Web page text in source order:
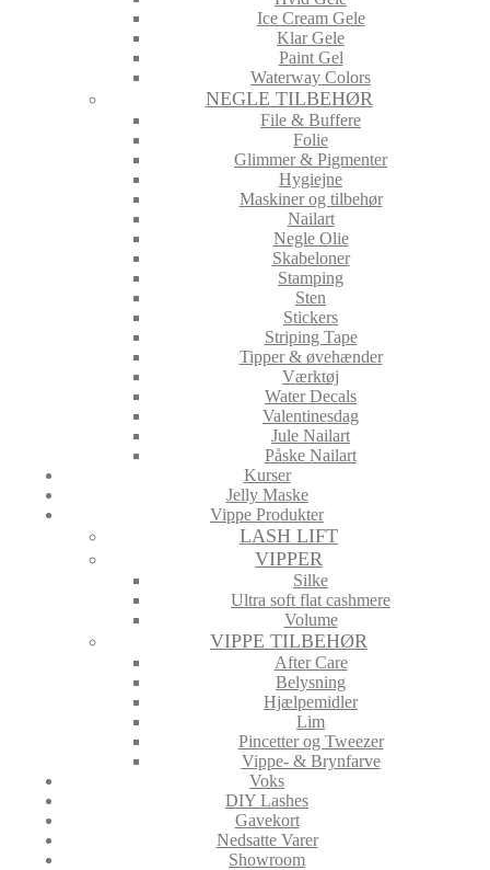
Ice Cream Gele
Klar Gele
Paint Gel
Waterway Colors
NEGLE TILBEHØR
File & Buffere
Folie
Glimmer & Pigmenter
Hygiejne
Maskiner og tilbehør
Nailart
Negle Olie
Skabeloner
Stamping
Sten
Stickers
Striping Tape
Tipper & øvehænder
Værktøj
Water Decals
Valentinesdag
Jule Nailart
Påske Nailart
Kurser
Jelly Maske
Vippe Produkter
LASH LIFT
VIPPER
Silke
Ultra soft flat cashmere
Volume
VIPPE TILBEHØR
After Care
Belysning
Hjælpemidler
Lim
Pincetter og Tweezer
Vippe- & Brynfarve
Voks
DIY Lashes
Gavekort
Nedsatte Varer
Showroom